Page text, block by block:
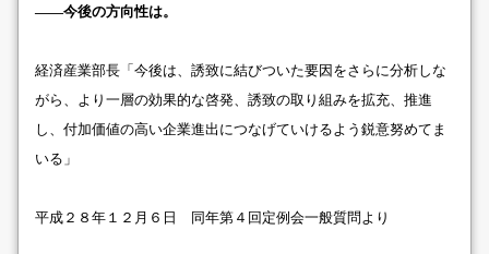
――今後の方向性は。
経済産業部長「今後は、誘致に結びついた要因をさらに分析しな
がら、より一層の効果的な啓発、誘致の取り組みを拡充、推進
し、付加価値の高い企業進出につなげていけるよう鋭意努めてま
いる」
平成２８年１２月６日 同年第４回定例会一般質問より